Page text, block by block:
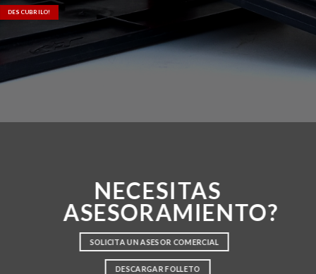
DESCUBRILO!
NECESITAS
ASESORAMIENTO?
SOLICITA UN ASESOR COMERCIAL
DESCARGAR FOLLETO